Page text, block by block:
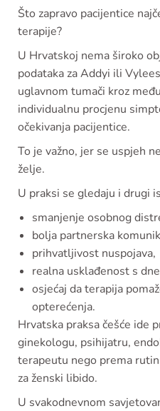
Što zapravo pacijentice
terapije?
U Hrvatskoj nema široko
podataka za Addyi ili
uglavnom tumači kroz
individualnu procjenu
očekivanja pacijentice.
To je važno, jer se uspjeh
želje.
U praksi se gledaju i drugi
smanjenje osobnog
bolja partnerska
prihvatljivost nuspojava,
realna usklađenost s
osjećaj da terapija
opterećenja.
Hrvatska praksa češće ide
ginekologu, psihijatru,
terapeutu nego prema
za ženski libido.
U svakodnevnom